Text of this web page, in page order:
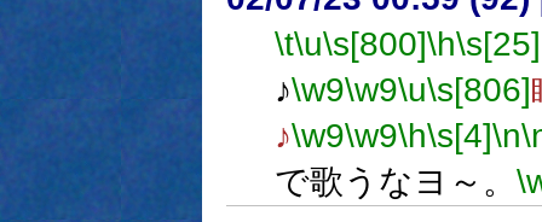
\t\u\s[800]\h\s[25]
♪\w9\w9\u\s[806]
♪\w9\w9\h\s[4]\n
で歌うなヨ～。